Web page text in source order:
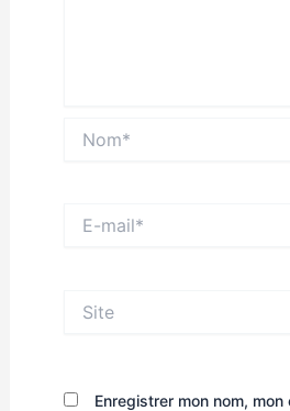
mail*
Enregistrer mon nom,